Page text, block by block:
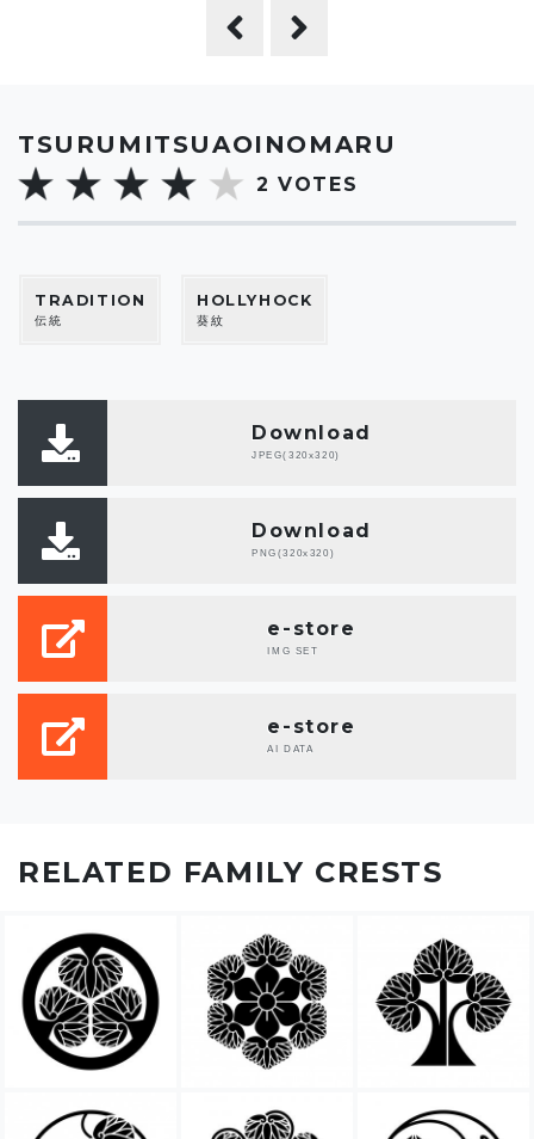
TSURUMITSUAOINOMARU
2 VOTES
TRADITION
伝統
HOLLYHOCK
葵紋
Download
JPEG(320x320)
Download
PNG(320x320)
e-store
IMG SET
e-store
AI DATA
RELATED FAMILY CRESTS